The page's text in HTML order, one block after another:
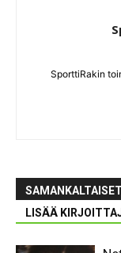
SporttiRakin
LISÄÄ